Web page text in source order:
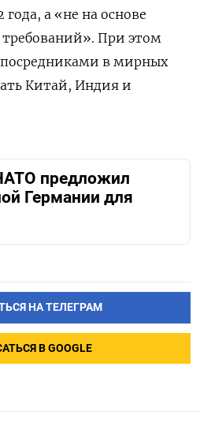
а «не на основе
При этом
в мирных
Китай, Индия и
предложил
Германии для
НА ТЕЛЕГРАМ
В GOOGLE